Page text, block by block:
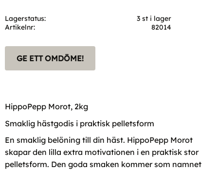
Lagerstatus
3 st i lager
Artikelnr
82014
GE ETT OMDÖME!
HippoPepp Morot, 2kg
Smaklig hästgodis i praktisk pelletsform
En smaklig belöning till din häst. HippoPepp Morot
skapar den lilla extra motivationen i en praktisk stor
pelletsform. Den goda smaken kommer som namnet